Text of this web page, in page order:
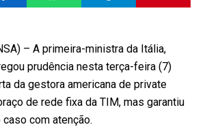
– A primeira-ministra da Itália,
prudência nesta terça-feira (7)
da gestora americana de private
de rede fixa da TIM, mas garantiu
caso com atenção.